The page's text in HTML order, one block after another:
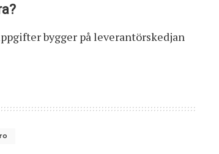
bygger på leverantörskedjan